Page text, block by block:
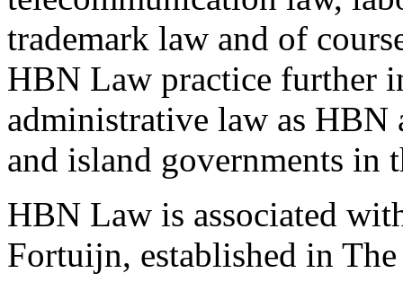
trademark law and of
HBN Law practice further
administrative law as HBN
and island governments in
HBN Law is associated
Fortuijn, established in